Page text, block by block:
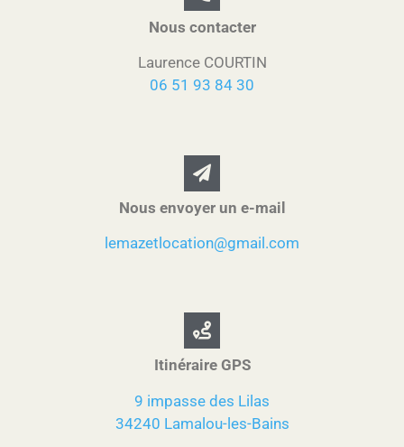
Nous contacter
Laurence COURTIN
06 51 93 84 30
Nous envoyer un e-mail
lemazetlocation@gmail.com
Itinéraire GPS
9 impasse des Lilas
34240 Lamalou-les-Bains